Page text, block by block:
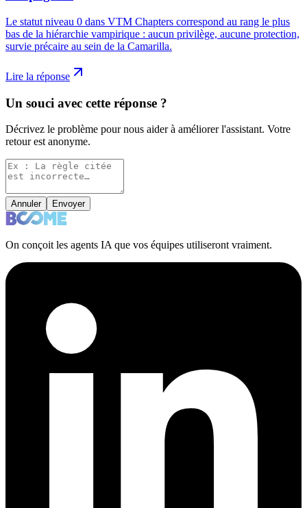
Le statut niveau 0 dans VTM Chapters correspond au rang le plus
bas de la hiérarchie vampirique : aucun privilège, aucune protection,
survie précaire au sein de la Camarilla.
Lire la réponse
Un souci avec cette réponse ?
Décrivez le problème pour nous aider à améliorer l'assistant. Votre
retour est anonyme.
Annuler Envoyer
On conçoit les agents IA que vos équipes utiliseront vraiment.